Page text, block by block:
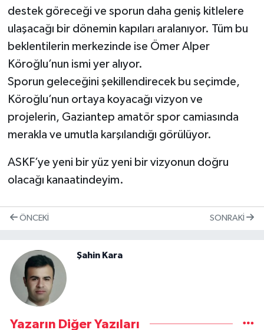
destek göreceği ve sporun daha geniş kitlelere
ulaşacağı bir dönemin kapıları aralanıyor. Tüm bu
beklentilerin merkezinde ise Ömer Alper
Köroğlu’nun ismi yer alıyor.
Sporun geleceğini şekillendirecek bu seçimde,
Köroğlu’nun ortaya koyacağı vizyon ve
projelerin, Gaziantep amatör spor camiasında
merakla ve umutla karşılandığı görülüyor.
ASKF’ye yeni bir yüz yeni bir vizyonun doğru
olacağı kanaatindeyim.
ÖNCEKI SONRAKI
Şahin Kara
Yazarın Diğer Yazıları